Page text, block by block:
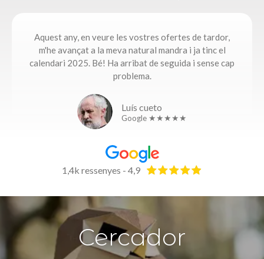
Aquest any, en veure les vostres ofertes de tardor,
m'he avançat a la meva natural mandra i ja tinc el
calendari 2025. Bé! Ha arribat de seguida i sense cap
problema.​
Luís cueto
Google ★★★★★
1,4k ressenyes - 4,9
Cercador